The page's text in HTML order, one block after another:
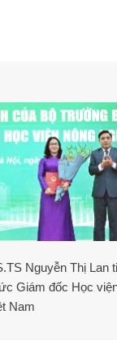
Nguyễn Thị Lan
Giám đốc Học
Nam